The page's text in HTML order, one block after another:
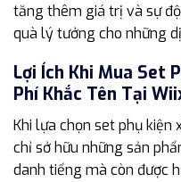
tăng thêm giá trị và sự
quà lý tưởng cho những
Lợi Ích Khi Mua Set
Phí Khắc Tên Tại
Khi lựa chọn set phụ kiện
chỉ sở hữu những sản
danh tiếng mà còn được